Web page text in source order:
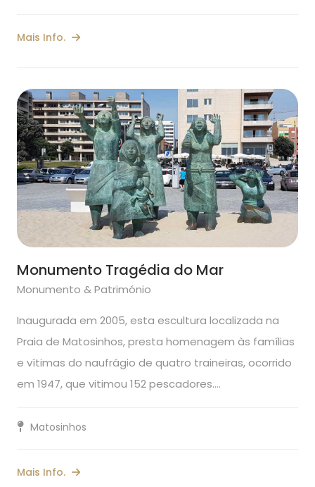
Mais Info.
Monumento Tragédia do Mar
Monumento & Património
Inaugurada em 2005, esta escultura localizada na
Praia de Matosinhos, presta homenagem às famílias
e vítimas do naufrágio de quatro traineiras, ocorrido
em 1947, que vitimou 152 pescadores.…
Matosinhos
Mais Info.